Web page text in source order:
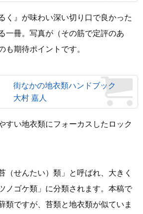
く』が味わい深い切り口で良かった
一冊。写真が（その筋で定評のあ
も期待ポイントです。
街なかの地衣類ハンドブック
大村 嘉人
すい地衣類にフォーカスしたロック
（せんたい）類」と呼ばれ、大きく
ノゴケ類」に分類されます。本稿で
類ですが、苔類と地衣類が似ていま